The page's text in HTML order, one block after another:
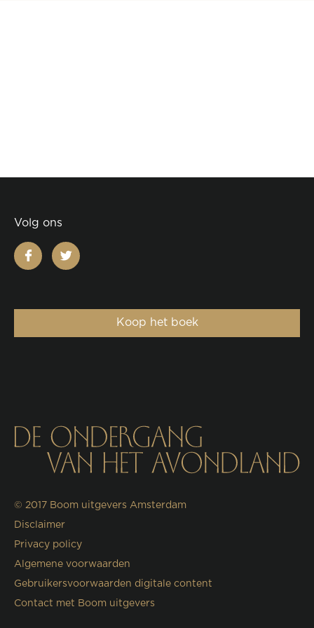
Volg ons
facebooktwitter
Koop het boek
© 2017 Boom uitgevers Amsterdam
Disclaimer
Privacy policy
Algemene voorwaarden
Gebruikersvoorwaarden digitale content
Contact met Boom uitgevers